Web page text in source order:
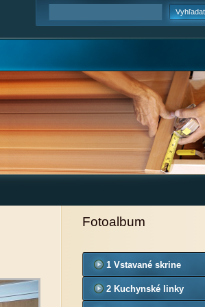
Fotoalbum
1 Vstavané skrine
2 Kuchynské linky